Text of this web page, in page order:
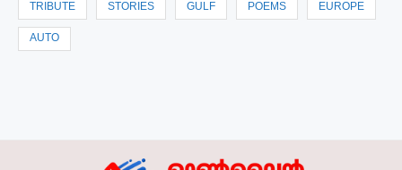
TRIBUTE STORIES GULF POEMS EUROPE
AUTO